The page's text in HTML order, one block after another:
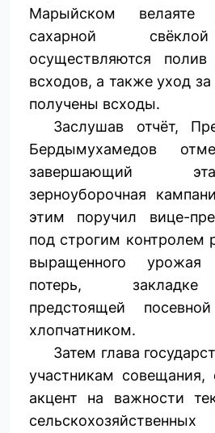
Марыйском велаяте
сахарной
осуществляются
всходов, а также уход
получены всходы.
Заслушав отчёт,
Бердымухамедов
завершающий
зерноуборочная
этим поручил вице-
под строгим контролем
выращенного
потерь, закладке
предстоящей
хлопчатником.
Затем глава
участникам
акцент на важности